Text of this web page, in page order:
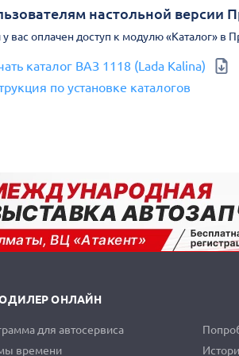
настольной версии
у вас оплачен доступ к модулю «Каталог» в
каталог ВАЗ 1118 (Lada Kalina)
по установке каталогов
ОНЛАЙН
для автосервиса
времени